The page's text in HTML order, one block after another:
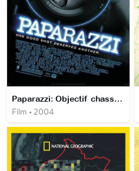
Paparazzi: Objectif chasse à l'homme
Film • 2004